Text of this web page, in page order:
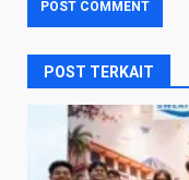
POST TERKAIT